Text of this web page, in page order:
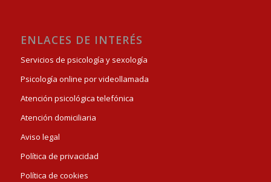
ENLACES DE INTERÉS
Servicios de psicología y sexología
Psicología online por videollamada
Atención psicológica telefónica
Atención domiciliaria
Aviso legal
Política de privacidad
Política de cookies